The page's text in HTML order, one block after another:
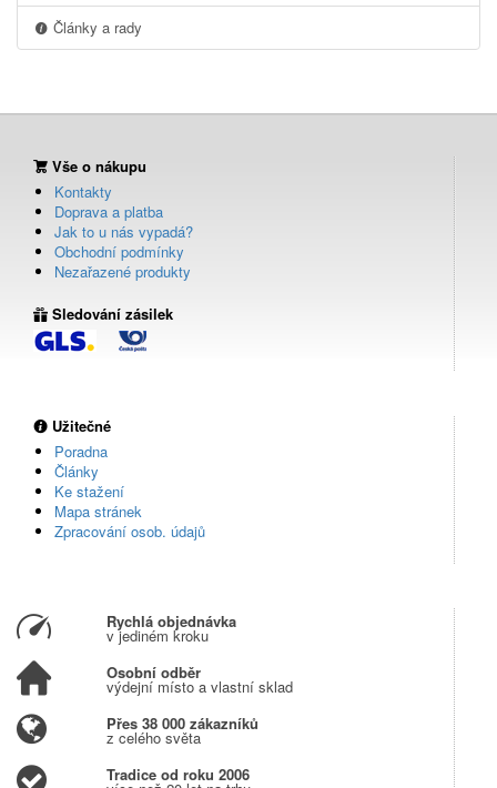
Články a rady
Vše o nákupu
Kontakty
Doprava a platba
Jak to u nás vypadá?
Obchodní podmínky
Nezařazené produkty
Sledování zásilek
Užitečné
Poradna
Články
Ke stažení
Mapa stránek
Zpracování osob. údajů
Rychlá objednávka
v jediném kroku
Osobní odběr
výdejní místo a vlastní sklad
Přes 38 000 zákazníků
z celého světa
Tradice od roku 2006